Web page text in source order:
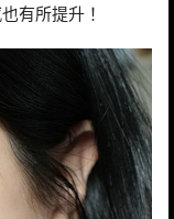
有所提升！